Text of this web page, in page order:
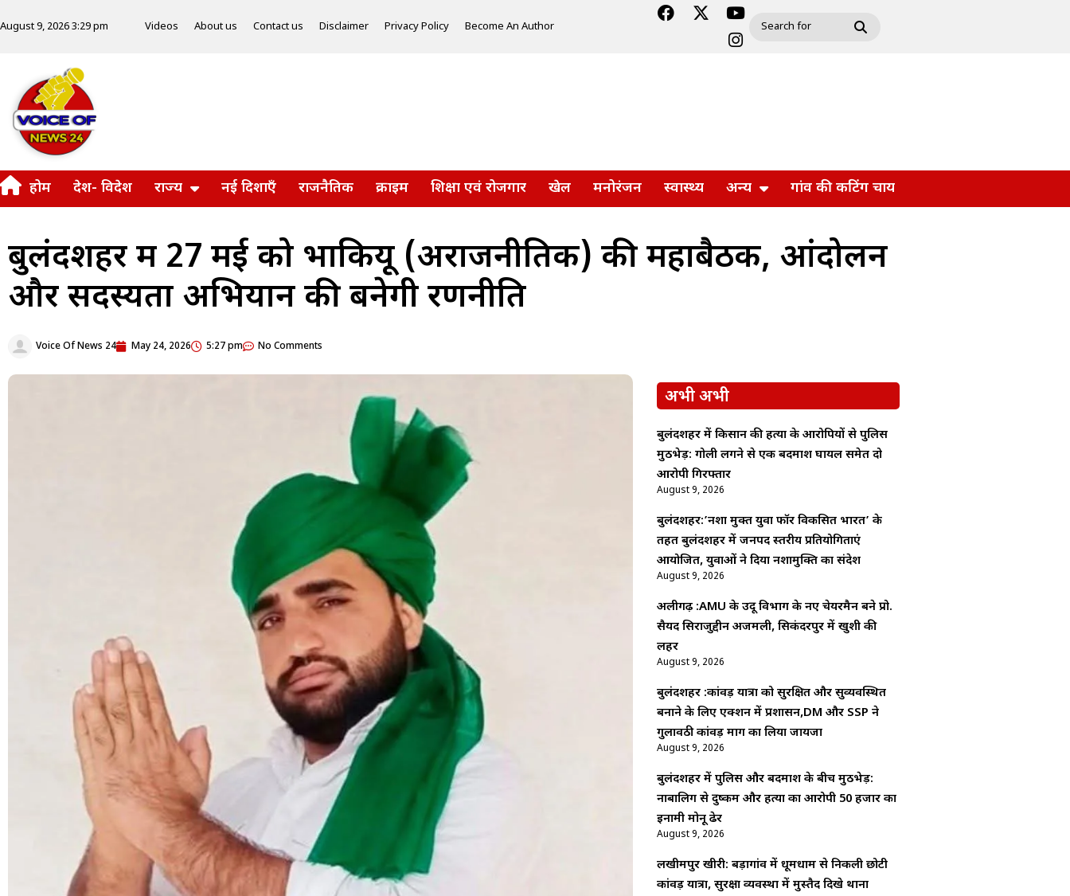
August 9, 2026 3:29 pm Videos About us Contact us Disclaimer Privacy Policy Become An Author
होम देश- विदेश राज्य नई दिशाएँ राजनैतिक क्राइम शिक्षा एवं रोजगार खेल मनोरंजन स्वास्थ्य अन्य गांव की कटिंग चाय
बुलंदशहर में 27 मई को भाकियू (अराजनीतिक) की महाबैठक, आंदोलन
और सदस्यता अभियान की बनेगी रणनीति
Voice Of News 24 May 24, 2026 5:27 pm No Comments
अभी अभी
बुलंदशहर में किसान की हत्या के आरोपियों से पुलिस
मुठभेड़: गोली लगने से एक बदमाश घायल समेत दो
आरोपी गिरफ्तार
August 9, 2026
बुलंदशहर:’नशा मुक्त युवा फॉर विकसित भारत’ के
तहत बुलंदशहर में जनपद स्तरीय प्रतियोगिताएं
आयोजित, युवाओं ने दिया नशामुक्ति का संदेश
August 9, 2026
अलीगढ़ :AMU के उर्दू विभाग के नए चेयरमैन बने प्रो.
सैयद सिराजुद्दीन अजमली, सिकंदरपुर में खुशी की
लहर
August 9, 2026
बुलंदशहर :कांवड़ यात्रा को सुरक्षित और सुव्यवस्थित
बनाने के लिए एक्शन में प्रशासन,DM और SSP ने
गुलावठी कांवड़ मार्ग का लिया जायजा
August 9, 2026
बुलंदशहर में पुलिस और बदमाश के बीच मुठभेड़:
नाबालिग से दुष्कर्म और हत्या का आरोपी 50 हजार का
इनामी मोनू ढेर
August 9, 2026
लखीमपुर खीरी: बड़ागांव में धूमधाम से निकली छोटी
कांवड़ यात्रा, सुरक्षा व्यवस्था में मुस्तैद दिखे थाना